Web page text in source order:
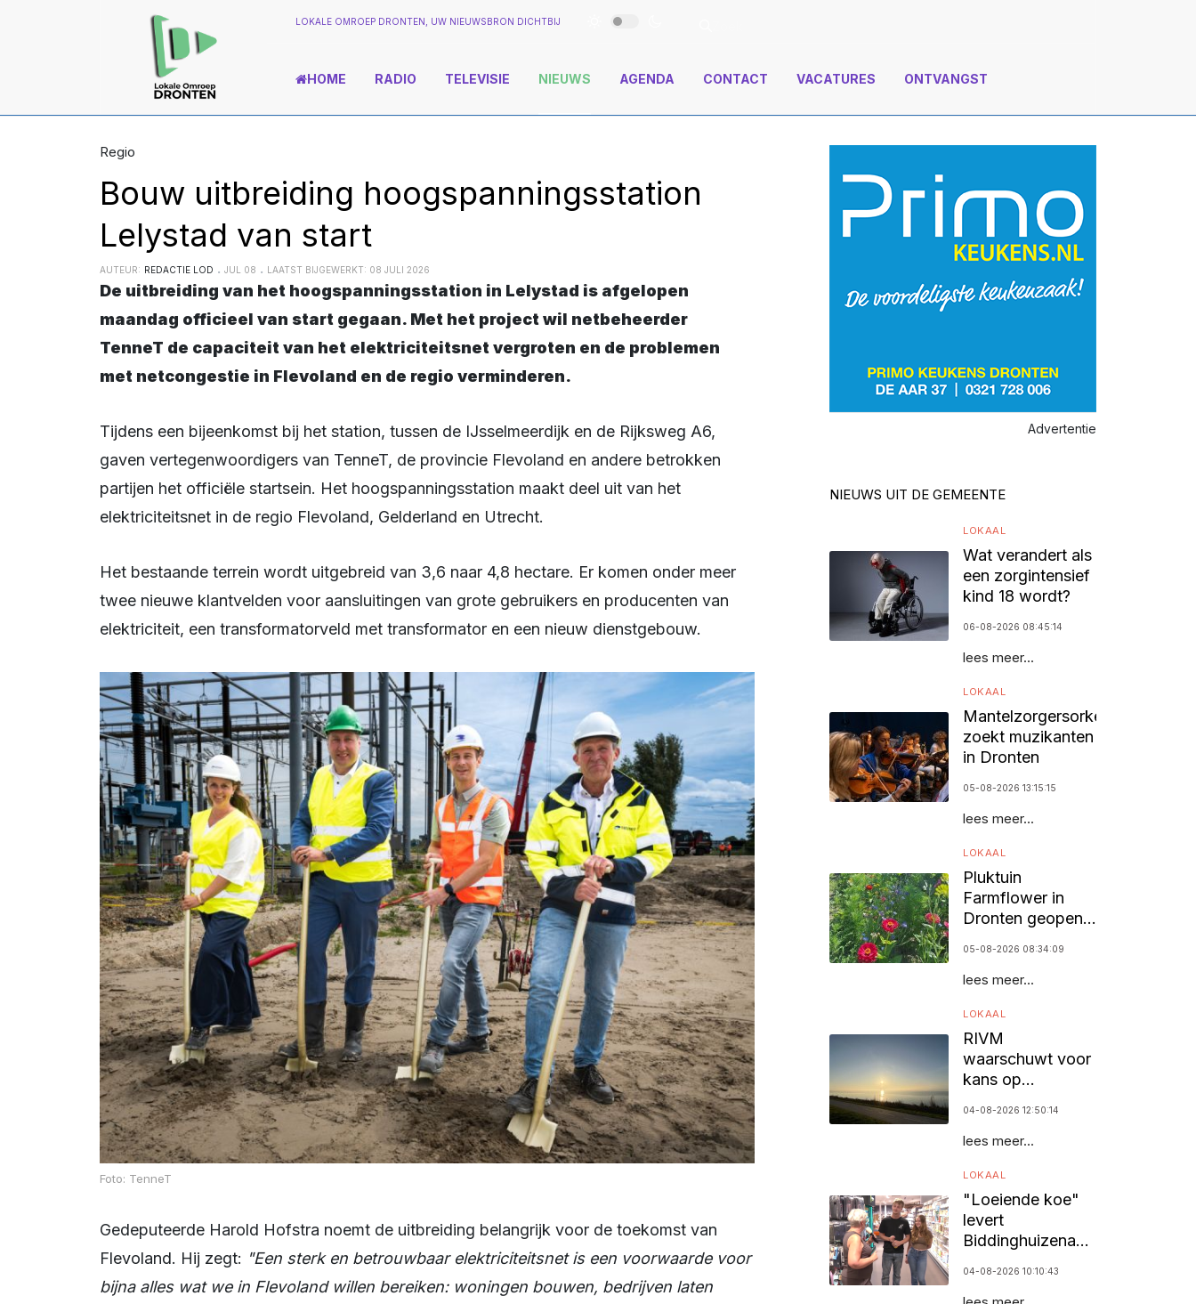
LOKALE OMROEP DRONTEN, UW NIEUWSBRON DICHTBIJ
HOME RADIO TELEVISIE NIEUWS AGENDA CONTACT VACATURES ONTVANGST
Regio
Bouw uitbreiding hoogspanningsstation
Lelystad van start
AUTEUR: REDACTIE LOD JUL 08 LAATST BIJGEWERKT: 08 JULI 2026
De uitbreiding van het hoogspanningsstation in Lelystad is afgelopen
maandag officieel van start gegaan. Met het project wil netbeheerder
TenneT de capaciteit van het elektriciteitsnet vergroten en de problemen
met netcongestie in Flevoland en de regio verminderen.
Tijdens een bijeenkomst bij het station, tussen de IJsselmeerdijk en de Rijksweg A6,
gaven vertegenwoordigers van TenneT, de provincie Flevoland en andere betrokken
partijen het officiële startsein. Het hoogspanningsstation maakt deel uit van het
elektriciteitsnet in de regio Flevoland, Gelderland en Utrecht.
Het bestaande terrein wordt uitgebreid van 3,6 naar 4,8 hectare. Er komen onder meer
twee nieuwe klantvelden voor aansluitingen van grote gebruikers en producenten van
elektriciteit, een transformatorveld met transformator en een nieuw dienstgebouw.
Foto: TenneT
Gedeputeerde Harold Hofstra noemt de uitbreiding belangrijk voor de toekomst van
Flevoland. Hij zegt: "Een sterk en betrouwbaar elektriciteitsnet is een voorwaarde voor
bijna alles wat we in Flevoland willen bereiken: woningen bouwen, bedrijven laten
Advertentie
NIEUWS UIT DE GEMEENTE
LOKAAL
Wat verandert als
een zorgintensief
kind 18 wordt?
06-08-2026 08:45:14
lees meer...
LOKAAL
Mantelzorgersorkest
zoekt muzikanten
in Dronten
05-08-2026 13:15:15
lees meer...
LOKAAL
Pluktuin
Farmflower in
Dronten geopend
05-08-2026 08:34:09
lees meer...
LOKAAL
RIVM
waarschuwt voor
kans op
04-08-2026 12:50:14
lees meer...
LOKAAL
"Loeiende koe"
levert
Biddinghuizenaar
04-08-2026 10:10:43